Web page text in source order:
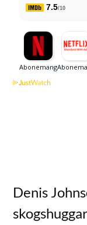
7.5/10
Denis